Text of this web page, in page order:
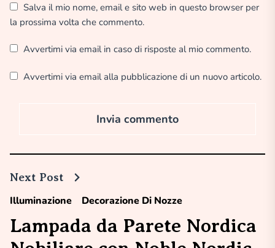
Salva il mio nome, email e sito web in questo browser per
la prossima volta che commento.
Avvertimi via email in caso di risposte al mio commento.
Avvertimi via email alla pubblicazione di un nuovo articolo.
Next Post
Illuminazione Decorazione Di Nozze
Lampada da Parete Nordica